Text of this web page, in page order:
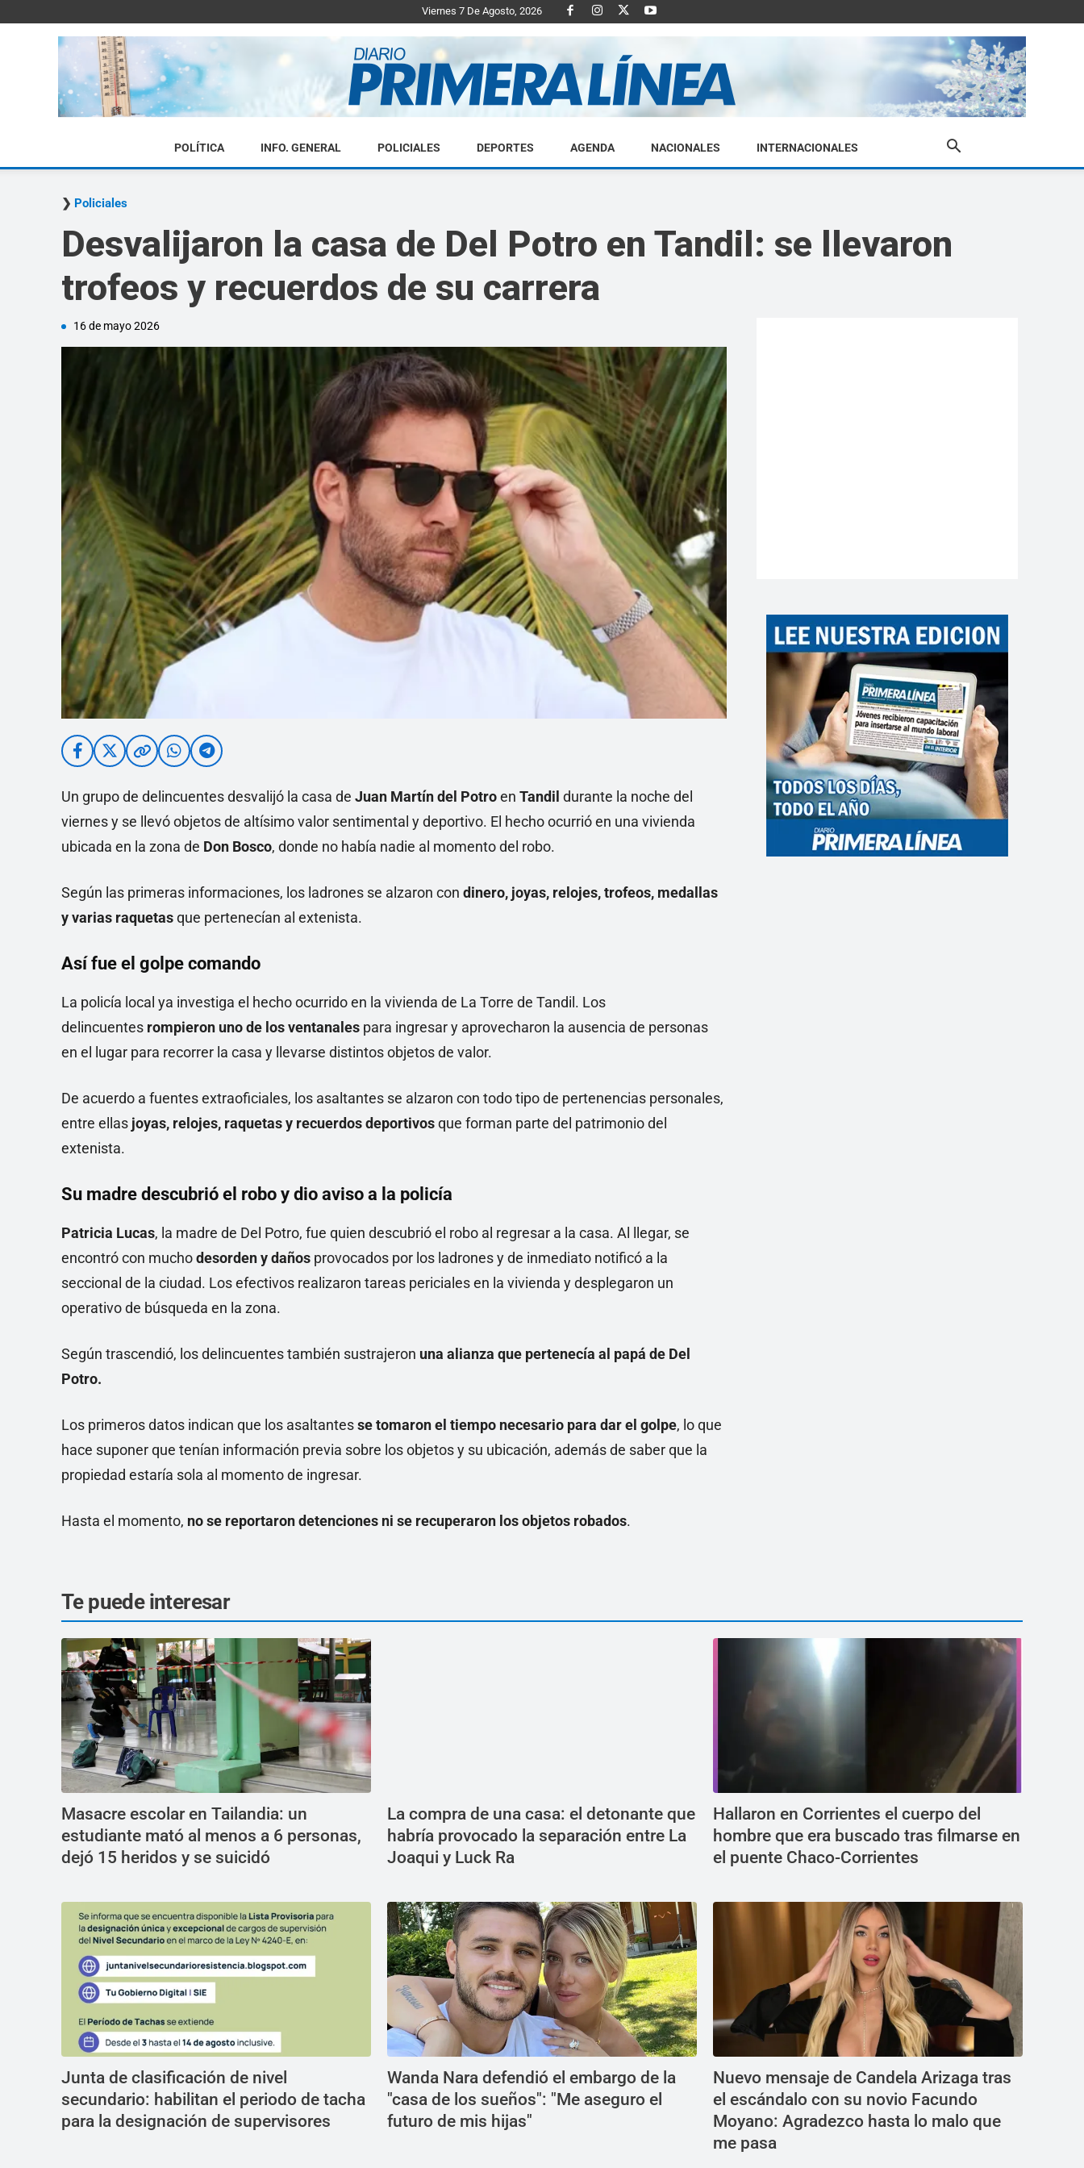
Viernes 7 De Agosto, 2026
Diario
Linea
POLÍTICA INFO. GENERAL POLICIALES DEPORTES AGENDA NACIONALES INTERNACIONALES
Policiales
Desvalijaron la casa de Del Potro en Tandil: se llevaron
trofeos y recuerdos de su carrera
16 de mayo 2026
Un grupo de delincuentes desvalijó la casa de Juan Martín del Potroen Tandil durante la noche del
viernes y se llevó objetos de altísimo valor sentimental y deportivo. El hecho ocurrió en una vivienda
ubicada en la zona de Don Bosco, donde no había nadie al momento del robo.
Según las primeras informaciones, los ladrones se alzaron con dinero, joyas, relojes, trofeos, medallas
y varias raquetasque pertenecían al extenista.
Así fue el golpe comando
La policía local ya investiga el hecho ocurrido en la vivienda de La Torre de Tandil. Los
delincuentes rompieron uno de los ventanales para ingresar y aprovecharon la ausencia de personas
en el lugar para recorrer la casa y llevarse distintos objetos de valor.
De acuerdo a fuentes extraoficiales, los asaltantes se alzaron con todo tipo de pertenencias personales,
entre ellas joyas, relojes, raquetas y recuerdos deportivosque forman parte del patrimonio del
extenista.
Su madre descubrió el robo y dio aviso a la policía
Patricia Lucas, la madre de Del Potro, fue quien descubrió el robo al regresar a la casa. Al llegar, se
encontró con muchodesorden y daños provocados por los ladrones y de inmediato notificó a la
seccional de la ciudad. Los efectivos realizaron tareas periciales en la vivienda y desplegaron un
operativo de búsqueda en la zona.
Según trascendió, los delincuentes también sustrajeron una alianza que pertenecía al papá de Del
Potro.
Los primeros datos indican que los asaltantesse tomaron el tiempo necesario para dar el golpe, lo que
hace suponer que tenían información previa sobre los objetos y su ubicación, además de saber que la
propiedad estaría sola al momento de ingresar.
Hasta el momento, no se reportaron detenciones ni se recuperaron los objetos robados.
Te puede interesar
Masacre escolar en Tailandia: un
estudiante mató al menos a 6 personas,
dejó 15 heridos y se suicidó
La compra de una casa: el detonante que
habría provocado la separación entre La
Joaqui y Luck Ra
Hallaron en Corrientes el cuerpo del
hombre que era buscado tras filmarse en
el puente Chaco-Corrientes
Junta de clasificación de nivel
secundario: habilitan el periodo de tacha
para la designación de supervisores
Wanda Nara defendió el embargo de la
"casa de los sueños": "Me aseguro el
futuro de mis hijas"
Nuevo mensaje de Candela Arizaga tras
el escándalo con su novio Facundo
Moyano: Agradezco hasta lo malo que
me pasa